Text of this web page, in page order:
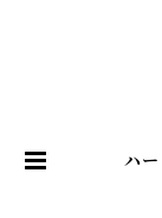
ハ